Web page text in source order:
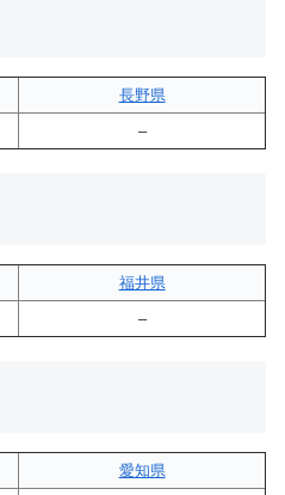
長野県
–
福井県
–
愛知県